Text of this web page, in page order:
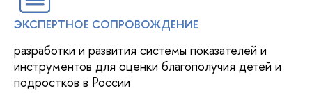
ЭКСПЕРТНОЕ СОПРОВОЖДЕНИЕ
разработки и развития системы показателей и
инструментов для оценки благополучия детей и
подростков в России